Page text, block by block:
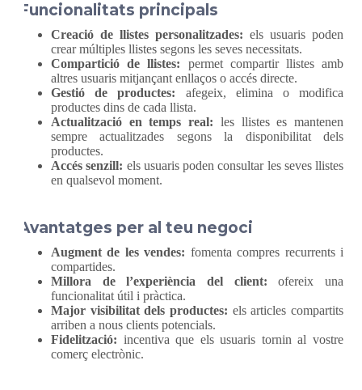
Funcionalitats principals
Creació de llistes personalitzades: els usuaris poden
crear múltiples llistes segons les seves necessitats.
Compartició de llistes: permet compartir llistes amb
altres usuaris mitjançant enllaços o accés directe.
Gestió de productes: afegeix, elimina o modifica
productes dins de cada llista.
Actualització en temps real: les llistes es mantenen
sempre actualitzades segons la disponibilitat dels
productes.
Accés senzill: els usuaris poden consultar les seves llistes
en qualsevol moment.
Avantatges per al teu negoci
Augment de les vendes: fomenta compres recurrents i
compartides.
Millora de l’experiència del client: ofereix una
funcionalitat útil i pràctica.
Major visibilitat dels productes: els articles compartits
arriben a nous clients potencials.
Fidelització: incentiva que els usuaris tornin al vostre
comerç electrònic.